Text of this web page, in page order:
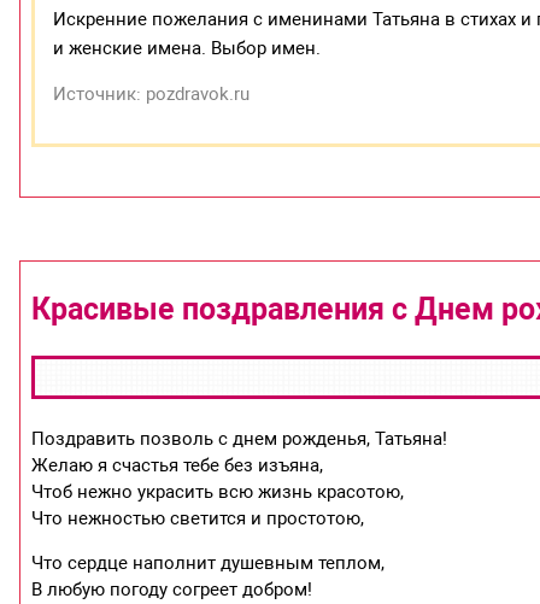
Искренние пожелания с именинами Татьяна в стихах
и женские имена. Выбор имен.
Источник: pozdravok.ru
Красивые поздравления с Днем
Поздравить позволь с днем рожденья, Татьяна!
Желаю я счастья тебе без изъяна,
Чтоб нежно украсить всю жизнь красотою,
Что нежностью светится и простотою,
Что сердце наполнит душевным теплом,
В любую погоду согреет добром!